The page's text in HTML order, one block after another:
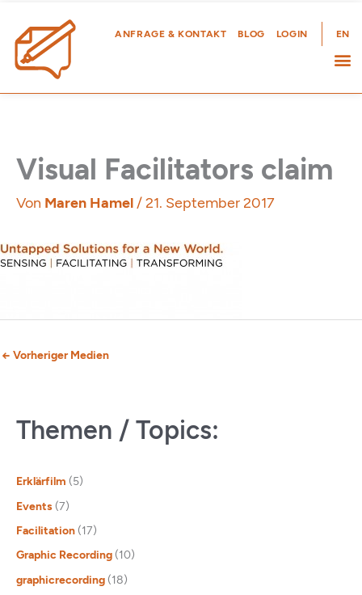
Inhalt
springen
ANFRAGE & KONTAKT BLOG LOGIN EN
Visual Facilitators claim
Von Maren Hamel/21. September 2017
← Vorheriger Medien
Themen / Topics:
Erklärfilm (5)
Events (7)
Facilitation (17)
Graphic Recording (10)
graphicrecording (18)